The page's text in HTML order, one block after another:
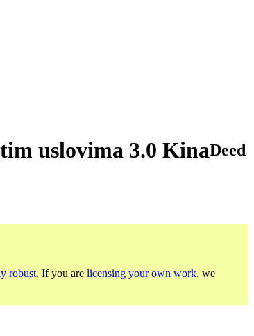
uslovima 3.0 KinaDeed
robust. If you are licensing your own work, we